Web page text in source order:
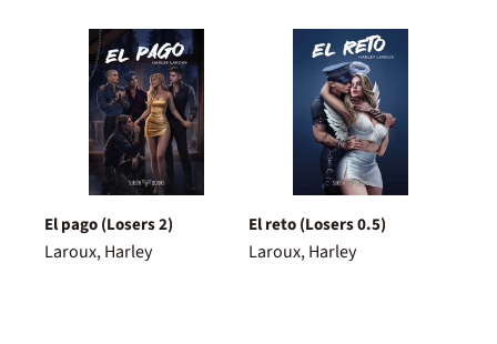
El pago (Losers 2)
Laroux, Harley
El reto (Losers 0.5)
Laroux, Harley